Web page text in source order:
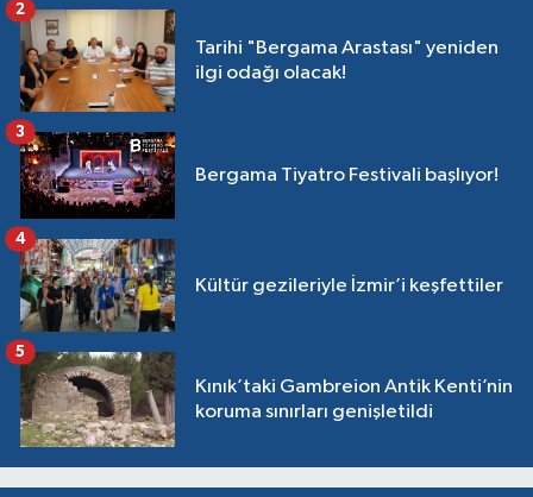
Tarihi "Bergama Arastası" yeniden
ilgi odağı olacak!
2
Bergama Tiyatro Festivali başlıyor!
3
Kültür gezileriyle İzmir’i keşfettiler
4
Kınık’taki Gambreion Antik Kenti’nin
koruma sınırları genişletildi
5